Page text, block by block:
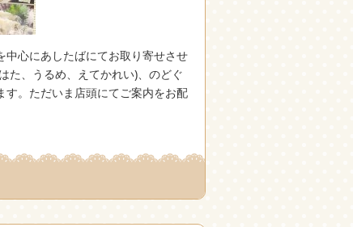
心にあしたばにてお取り寄せさせ
た、うるめ、えてかれい)、のどぐ
。ただいま店頭にてご案内をお配